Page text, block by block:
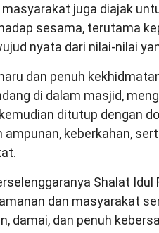
masyarakat juga diajak
sesama, terutama
nyata dari nilai-nilai
dan penuh
di dalam masjid,
ditutup dengan
ampunan, keberkahan,
Shalat
dan masyarakat
damai, dan penuh